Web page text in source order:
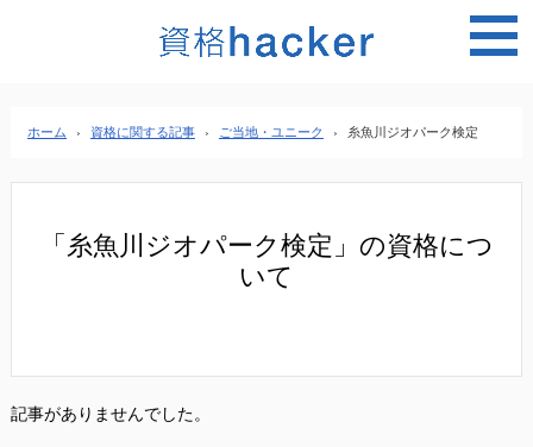
ホーム › 資格に関する記事 › ご当地・ユニーク › 糸魚川ジオパーク検定
「糸魚川ジオパーク検定」の資格につ
いて
記事がありませんでした。